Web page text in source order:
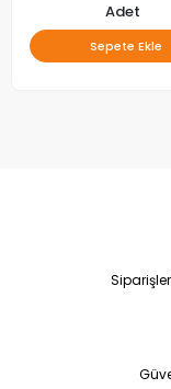
Adet
Sepete Ekle